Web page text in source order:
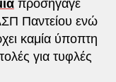
προσήγαγε
Παντείου ενώ
καμία ύποπτη
για τυφλές